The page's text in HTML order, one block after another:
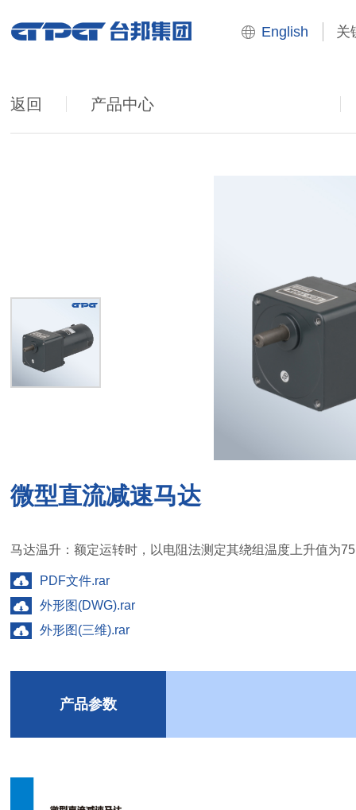
English
返回 产品中心
微型直流减速马达
马达温升：额定运转时，以电阻法测定其绕组温度上升值为
PDF文件.rar
外形图(DWG).rar
外形图(三维).rar
产品参数